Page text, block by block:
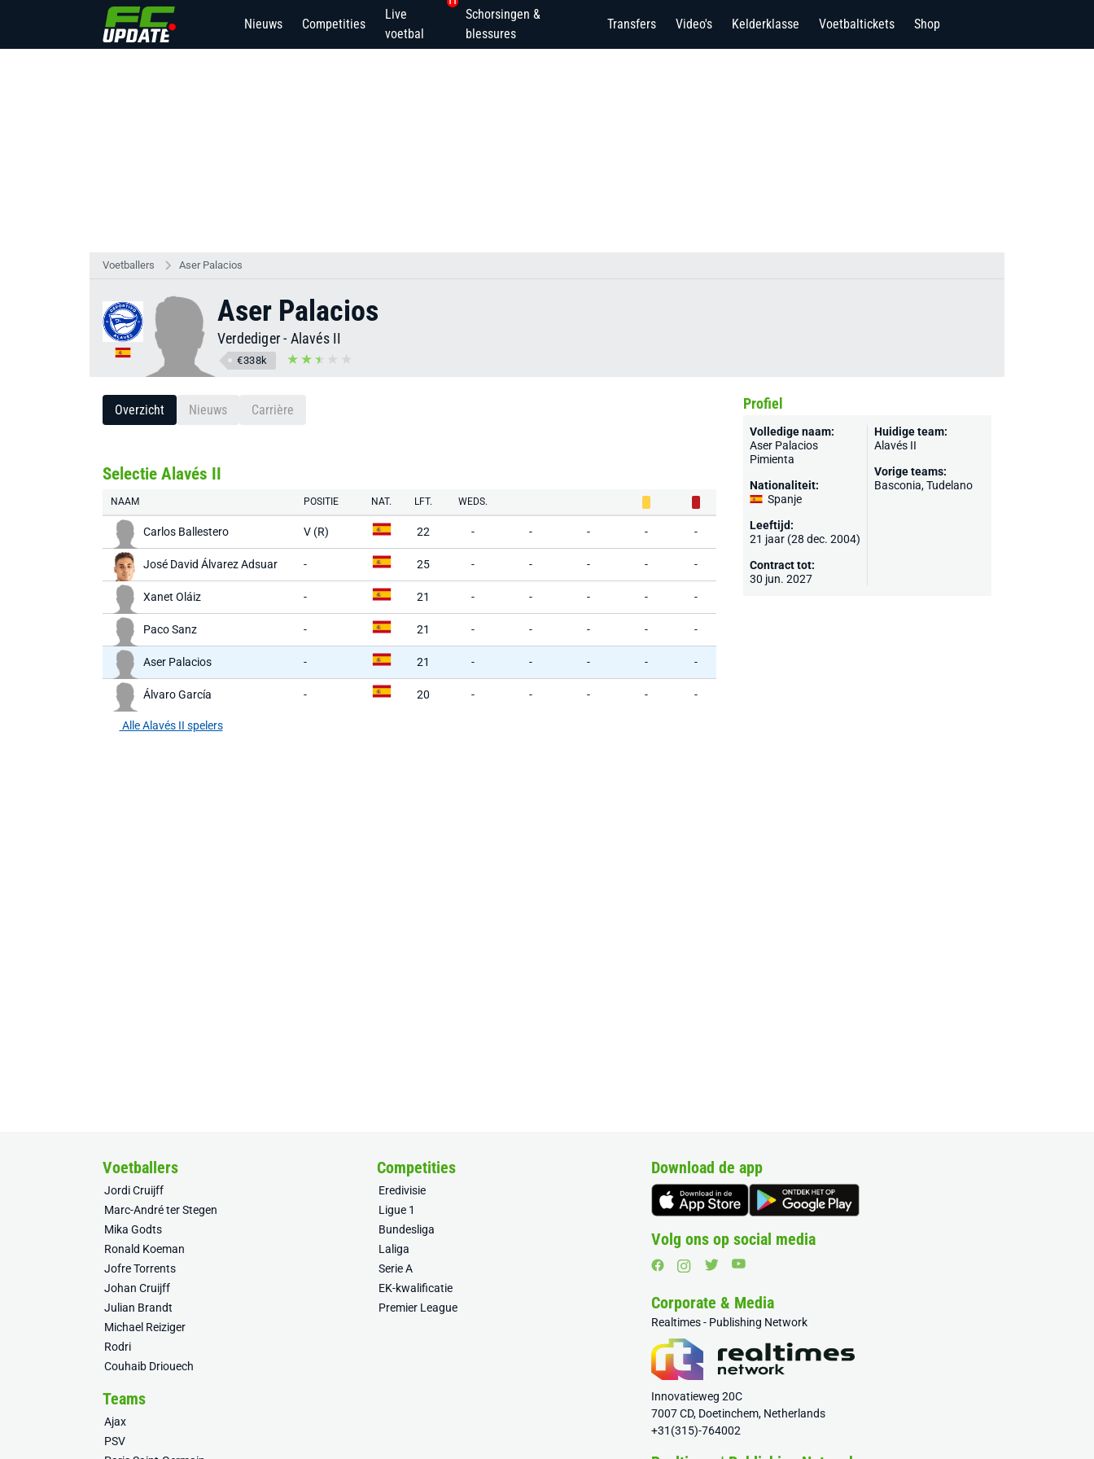
Nieuws Competities
Live
voetbal
Schorsingen &
blessures
Transfers Video's Kelderklasse Voetbaltickets Shop
Voetballers Aser Palacios
Aser Palacios
Verdediger- Alavés II
€338k
Overzicht Nieuws Carrière
Selectie Alavés II
NAAM POSITIE NAT. LFT. WEDS.
Carlos Ballestero V (R) 22 - - - - -
José David Álvarez Adsuar - 25 - - - - -
Xanet Oláiz - 21 - - - - -
Paco Sanz - 21 - - - - -
Aser Palacios - 21 - - - - -
Álvaro García - 20 - - - - -
Alle Alavés II spelers
Profiel
Volledige naam:
Aser Palacios
Pimienta
Nationaliteit:
Spanje
Leeftijd:
21 jaar (28 dec. 2004)
Contract tot:
30 jun. 2027
Huidige team:
Alavés II
Vorige teams:
Basconia,Tudelano
Voetballers
Jordi Cruijff
Marc-André ter Stegen
Mika Godts
Ronald Koeman
Jofre Torrents
Johan Cruijff
Julian Brandt
Michael Reiziger
Rodri
Couhaib Driouech
Competities
Eredivisie
Ligue 1
Bundesliga
Laliga
Serie A
EK-kwalificatie
Premier League
Teams
Ajax
PSV
Download de app
Volg ons op social media
Corporate & Media
Realtimes - Publishing Network
Innovatieweg 20C
7007 CD, Doetinchem, Netherlands
+31(315)-764002